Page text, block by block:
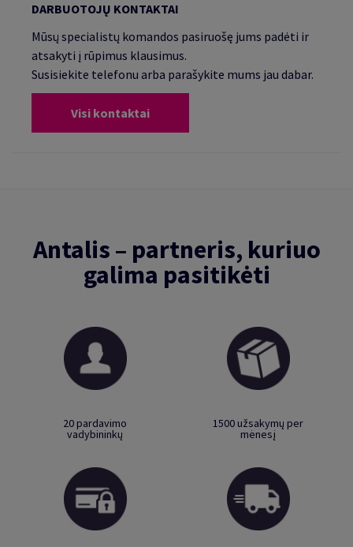
DARBUOTOJŲ KONTAKTAI
Mūsų specialistų komandos pasiruošę jums padėti ir
atsakyti į rūpimus klausimus.
Susisiekite telefonu arba parašykite mums jau dabar.
Visi kontaktai
Antalis – partneris, kuriuo
galima pasitikėti
20 pardavimo
vadybininkų
1500 užsakymų per
mėnesį